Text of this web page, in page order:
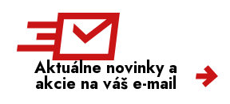
Aktuálne novinky a
akcie na váš e-mail